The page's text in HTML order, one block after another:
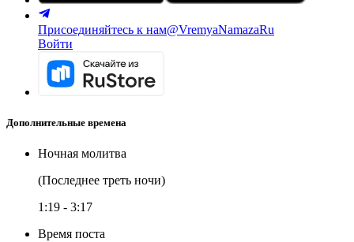
Присоединяйтесь к нам@VremyaNamazaRu
Войти
Дополнительные времена
Ночная молитва
(Последнее треть ночи)
1:19 - 3:17
Время поста